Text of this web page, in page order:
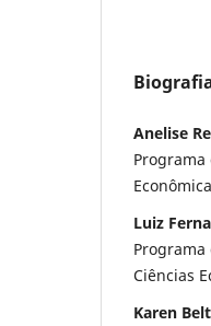
Anelise
Programa
Luiz
Programa
Ciências
Karen